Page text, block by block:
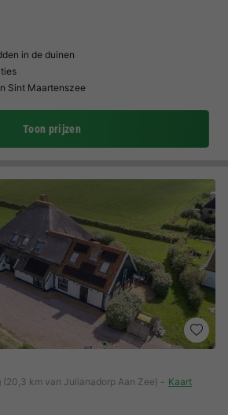
in de duinen
Sint Maartenszee
Toon prijzen
(20,3 km van Julianadorp Aan Zee) Kaart